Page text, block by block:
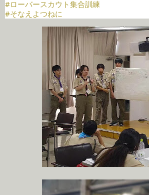
#ローバースカウト集合訓練
#そなえよつねに